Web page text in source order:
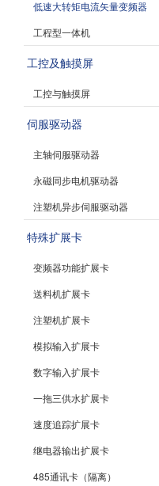
低速大转矩电流矢量变频器
工程型一体机
工控及触摸屏
工控与触摸屏
伺服驱动器
主轴伺服驱动器
永磁同步电机驱动器
注塑机异步伺服驱动器
特殊扩展卡
变频器功能扩展卡
送料机扩展卡
注塑机扩展卡
模拟输入扩展卡
数字输入扩展卡
一拖三供水扩展卡
速度追踪扩展卡
继电器输出扩展卡
485通讯卡（隔离）